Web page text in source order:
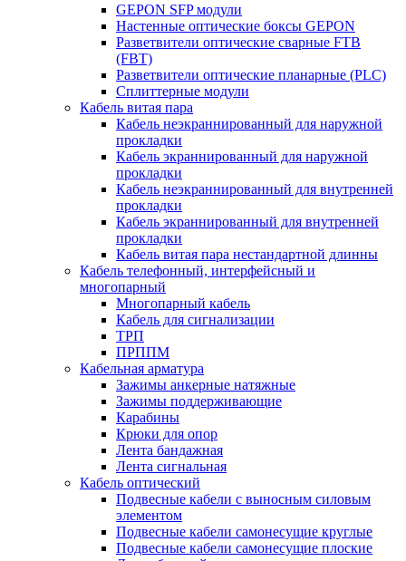
GEPON SFP модули
Настенные оптические боксы GEPON
Разветвители оптические сварные FTB
(FBT)
Разветвители оптические планарные (PLC)
Сплиттерные модули
Кабель витая пара
Кабель неэкраннированный для наружной
прокладки
Кабель экраннированный для наружной
прокладки
Кабель неэкраннированный для внутренней
прокладки
Кабель экраннированный для внутренней
прокладки
Кабель витая пара нестандартной длинны
Кабель телефонный, интерфейсный и
многопарный
Многопарный кабель
Кабель для сигнализации
ТРП
ПРППМ
Кабельная арматура
Зажимы анкерные натяжные
Зажимы поддерживающие
Карабины
Крюки для опор
Лента бандажная
Лента сигнальная
Кабель оптический
Подвесные кабели с выносным силовым
элементом
Подвесные кабели самонесущие круглые
Подвесные кабели самонесущие плоские